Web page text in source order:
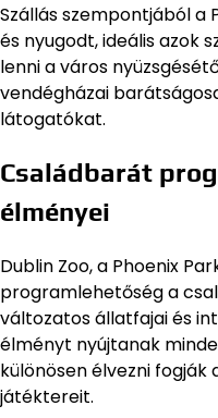
Szállás szempontjából a
és nyugodt, ideális azok
lenni a város
vendégházai
látogatókat.
Családbarát
élményei
Dublin Zoo, a Phoenix
programlehetőség a
változatos állatfajai és
élményt nyújtanak
különösen élvezni
játéktereit.